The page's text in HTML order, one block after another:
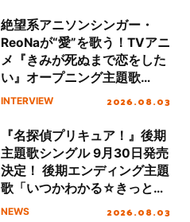
ート!!
絶望系アニソンシンガー・
ReoNaが“愛”を歌う！TVアニ
メ『きみが死ぬまで恋をした
い』オープニング主題歌
「Amore」インタビュー
INTERVIEW 2026.08.03
『名探偵プリキュア！』後期
主題歌シングル 9月30日発売
決定！ 後期エンディング主題
歌「いつかわかる☆きっとあ
える」TVサイズ先行配信開
NEWS 2026.08.03